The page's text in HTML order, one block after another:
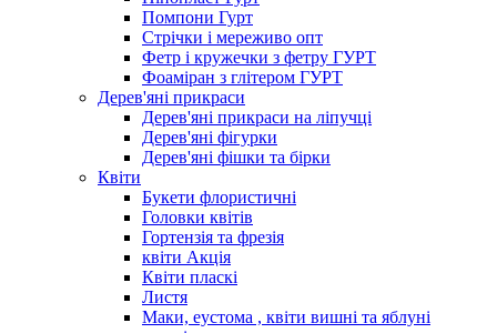
Помпони Гурт
Стрічки і мереживо опт
Фетр і кружечки з фетру ГУРТ
Фоаміран з глітером ГУРТ
Дерев'яні прикраси
Дерев'яні прикраси на ліпучці
Дерев'яні фігурки
Дерев'яні фішки та бірки
Квіти
Букети флористичні
Головки квітів
Гортензія та фрезія
квіти Акція
Квіти пласкі
Листя
Маки, еустома , квіти вишні та яблуні